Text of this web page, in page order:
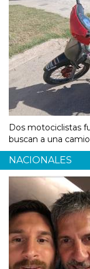
Dos motociclistas
buscan a una
NACIONALES